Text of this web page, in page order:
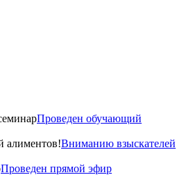
Проведен обучающий
Вниманию взыскателей
Проведен прямой эфир